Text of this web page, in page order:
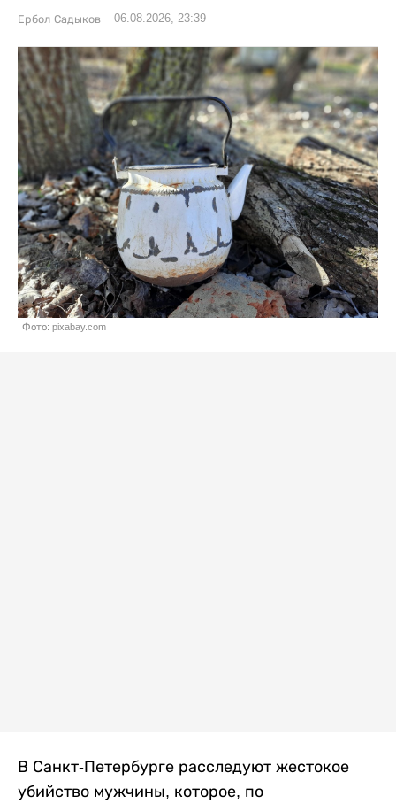
Ербол Садыков 06.08.2026, 23:39
Фото: pixabay.com
В Санкт-Петербурге расследуют жестокое
убийство мужчины, которое, по